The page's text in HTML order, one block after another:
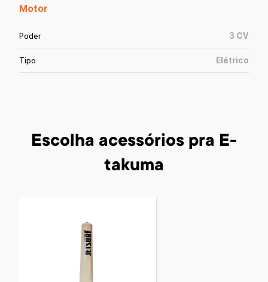
Motor
Poder 3 CV
Tipo Elétrico
Escolha acessórios pra E-
takuma